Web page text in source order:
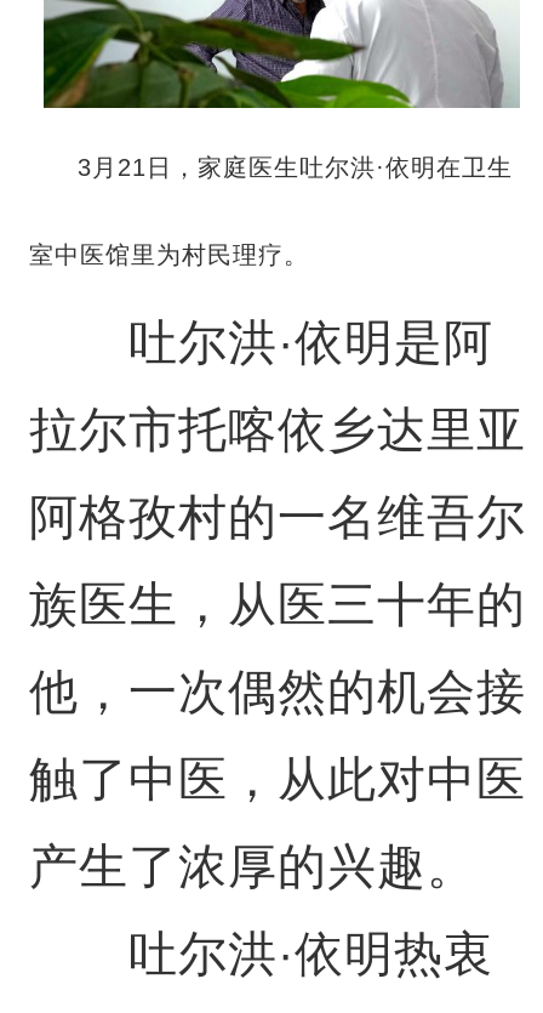
3月21日，家庭医生吐尔洪·依明在卫生
室中医馆里为村民理疗。
吐尔洪·依明是阿
拉尔市托喀依乡达里亚
阿格孜村的一名维吾尔
族医生，从医三十年的
他，一次偶然的机会接
触了中医，从此对中医
产生了浓厚的兴趣。
吐尔洪·依明热衷